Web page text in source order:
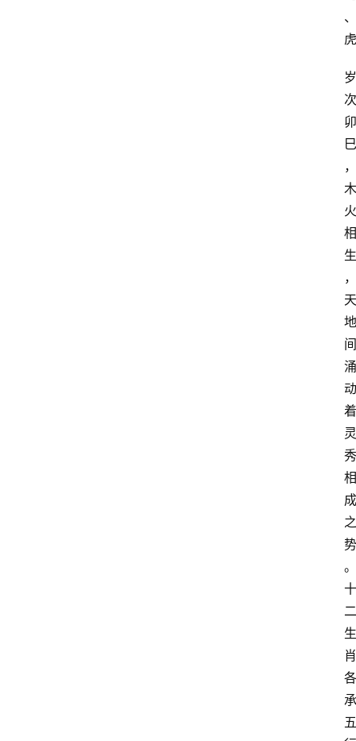
、
虎
岁
次
卯
巳
，
木
火
相
生
，
天
地
间
涌
动
着
灵
秀
相
成
之
势
。
十
二
生
肖
各
承
五